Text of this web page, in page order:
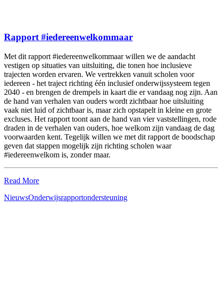
Rapport #iedereenwelkommaar
Met dit rapport #iedereenwelkommaar willen we de aandacht
vestigen op situaties van uitsluiting, die tonen hoe inclusieve
trajecten worden ervaren. We vertrekken vanuit scholen voor
iedereen - het traject richting één inclusief onderwijssysteem tegen
2040 - en brengen de drempels in kaart die er vandaag nog zijn. Aan
de hand van verhalen van ouders wordt zichtbaar hoe uitsluiting
vaak niet luid of zichtbaar is, maar zich opstapelt in kleine en grote
excluses. Het rapport toont aan de hand van vier vaststellingen, rode
draden in de verhalen van ouders, hoe welkom zijn vandaag de dag
voorwaarden kent. Tegelijk willen we met dit rapport de boodschap
geven dat stappen mogelijk zijn richting scholen waar
#iedereenwelkom is, zonder maar.
Read More
NieuwsOnderwijsrapportondersteuning